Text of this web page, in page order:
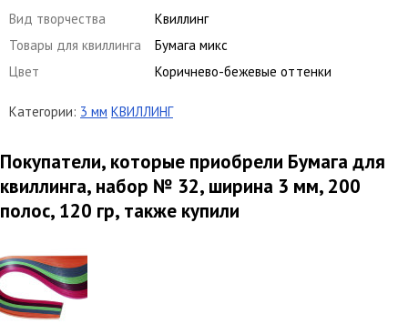
Вид творчества
Квиллинг
Товары для квиллинга
Бумага микс
Цвет
Коричнево-бежевые оттенки
Категории: 3 мм КВИЛЛИНГ
Покупатели, которые приобрели Бумага для
квиллинга, набор № 32, ширина 3 мм, 200
полос, 120 гр, также купили